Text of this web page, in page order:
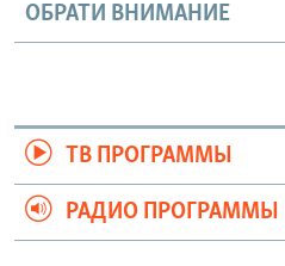
ОБРАТИ ВНИМАНИЕ
ТВ ПРОГРАММЫ
РАДИО ПРОГРАММЫ